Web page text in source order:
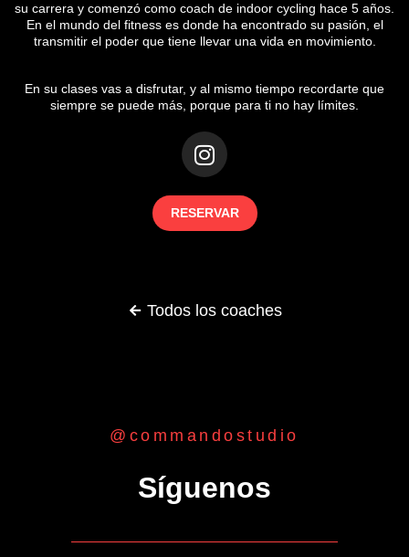
su carrera y comenzó como coach de indoor cycling hace 5 años.
En el mundo del fitness es donde ha encontrado su pasión, el
transmitir el poder que tiene llevar una vida en movimiento.
En su clases vas a disfrutar, y al mismo tiempo recordarte que
siempre se puede más, porque para ti no hay límites.
RESERVAR
Todos los coaches
@commandostudio
Síguenos